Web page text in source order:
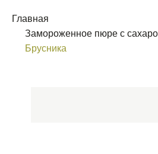
Главная
Замороженное пюре с
Брусника